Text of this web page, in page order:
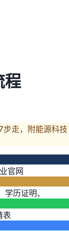
程
走，附能源科技
官网
历证明、
表